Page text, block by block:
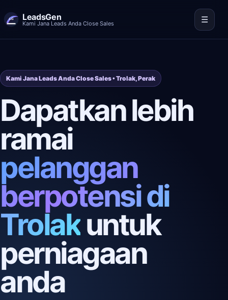
LeadsGen
Kami Jana Leads Anda Close Sales ☰
Kami Jana Leads Anda Close Sales • Trolak, Perak
Dapatkan lebih
ramai
pelanggan
berpotensi di
Trolakuntuk
perniagaan
anda